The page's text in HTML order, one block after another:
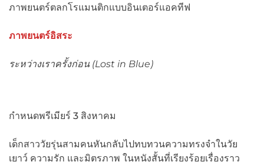
ภาพยนตร์ตลกโรแมนติกแบบอินเตอร์แอคทีฟ
ภาพยนตร์อิสระ
ระหว่างเราครั้งก่อน (Lost in Blue)
กำหนดพรีเมียร์ 3 สิงหาคม
เด็กสาววัยรุ่นสามคนหันกลับไปทบทวนความทรงจำในวัย
เยาว์ ความรัก และมิตรภาพ ในหนังสั้นที่เรียงร้อยเรื่องราว